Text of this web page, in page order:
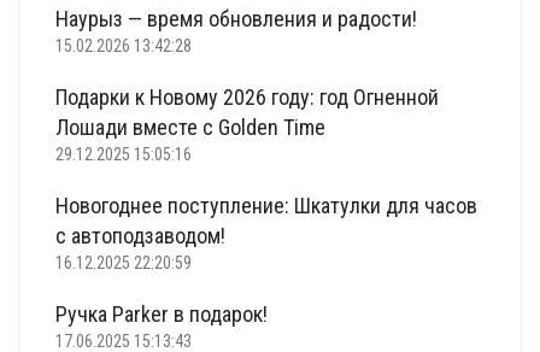
Наурыз — время обновления и радости!
15.02.2026 13:42:28
Подарки к Новому 2026 году: год Огненной
Лошади вместе с Golden Time
29.12.2025 15:05:16
Новогоднее поступление: Шкатулки для часов
с автоподзаводом!
16.12.2025 22:20:59
Ручка Parker в подарок!
17.06.2025 15:13:43